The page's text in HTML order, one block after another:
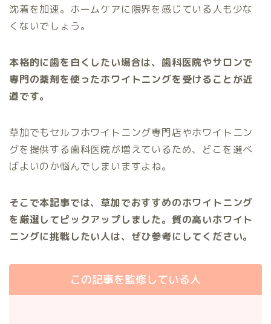
沈着を加速。ホームケアに限界を感じている人も少な
くないでしょう。
本格的に歯を白くしたい場合は、歯科医院やサロンで
専門の薬剤を使ったホワイトニングを受けることが近
道です。
草加でもセルフホワイトニング専門店やホワイトニン
グを提供する歯科医院が増えているため、どこを選べ
ばよいのか悩んでしまいますよね。
そこで本記事では、草加でおすすめのホワイトニング
を厳選してピックアップしました。質の高いホワイト
ニングに挑戦したい人は、ぜひ参考にしてください。
この記事を監修している人